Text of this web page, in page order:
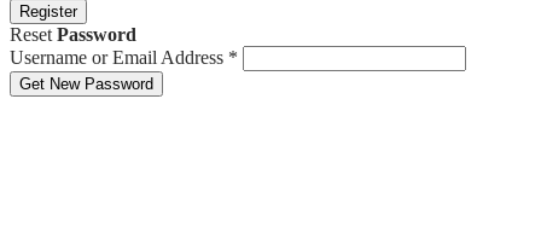
Register
Reset Password
Username or Email Address *
Get New Password